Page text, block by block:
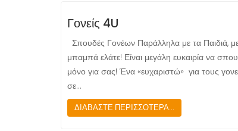
Γονείς 4U
Σπουδές Γονέων Παράλληλα με τα
μπαμπά ελάτε! Είναι μεγάλη ευκαιρία να
μόνο για σας! Ένα «ευχαριστώ» για τους
σε…
ΔΙΑΒΑΣΤΕ ΠΕΡΙΣΣΟΤΕΡΑ...